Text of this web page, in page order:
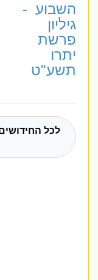
השבוע -
גיליון
פרשת
יתרו
תשע"ט
לכל החידושים